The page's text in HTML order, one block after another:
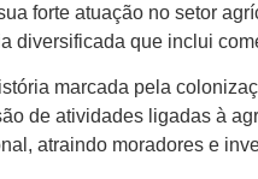
forte atuação no setor
diversificada que inclui
marcada pela
de atividades ligadas à
atraindo moradores e